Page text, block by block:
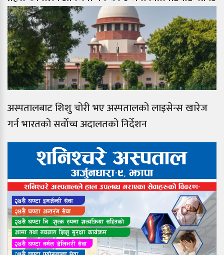
अस्पतालबाट शिशु चोरी भए अस्पतालको लाइसेन्स खारेज
गर्न भारतको सर्वाेच्च अदालतको निर्देशन